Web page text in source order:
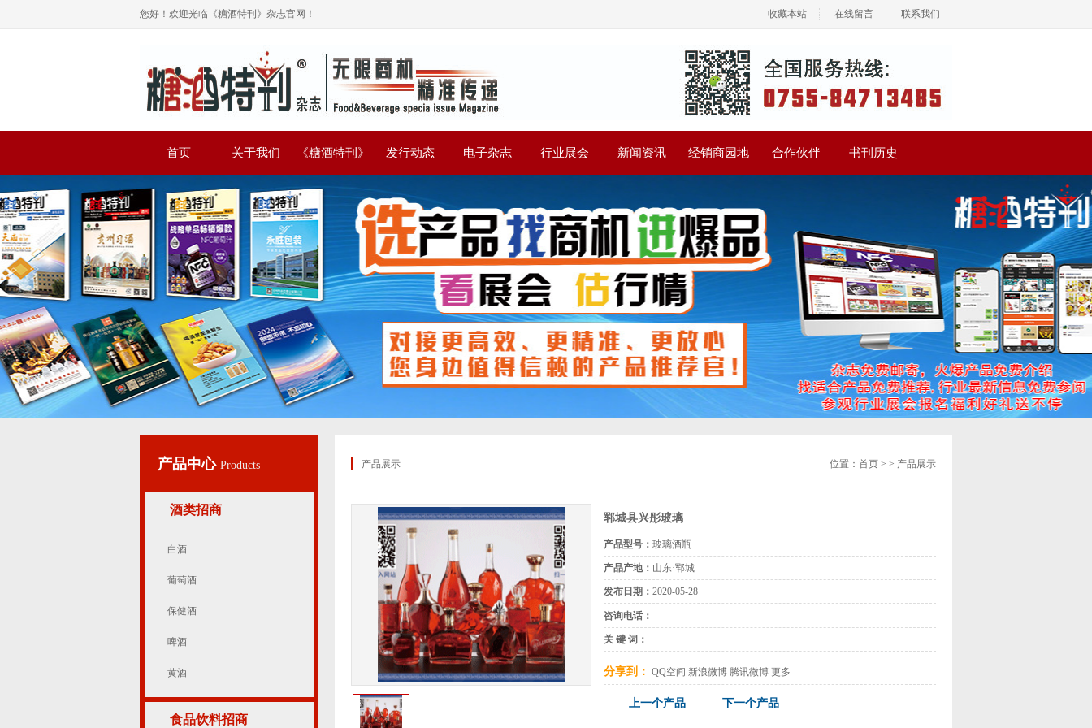
您好！欢迎光临《糖酒特刊》杂志官网！ 收藏本站 在线留言 联系我们
首页 关于我们 《糖酒特刊》 发行动态 电子杂志 行业展会 新闻资讯 经销商园地 合作伙伴 书刊历史
产品中心 Products
酒类招商
白酒
葡萄酒
保健酒
啤酒
黄酒
食品饮料招商
产品展示 位置： 首页 > > 产品展示
郓城县兴彤玻璃
产品型号： 玻璃酒瓶
产品产地： 山东·郓城
发布日期： 2020-05-28
咨询电话：
关 键 词：
分享到： QQ空间 新浪微博 腾讯微博 更多
下一个产品
上一个产品